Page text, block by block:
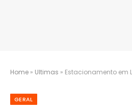
Home » Ultimas » Estacionamento em
GERAL